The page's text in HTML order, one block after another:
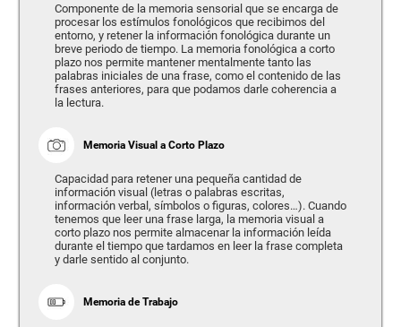
Componente de la memoria sensorial que se encarga de
procesar los estímulos fonológicos que recibimos del
entorno, y retener la información fonológica durante un
breve periodo de tiempo. La memoria fonológica a corto
plazo nos permite mantener mentalmente tanto las
palabras iniciales de una frase, como el contenido de las
frases anteriores, para que podamos darle coherencia a
la lectura.
Memoria Visual a Corto Plazo
Capacidad para retener una pequeña cantidad de
información visual (letras o palabras escritas,
información verbal, símbolos o figuras, colores…). Cuando
tenemos que leer una frase larga, la memoria visual a
corto plazo nos permite almacenar la información leída
durante el tiempo que tardamos en leer la frase completa
y darle sentido al conjunto.
Memoria de Trabajo